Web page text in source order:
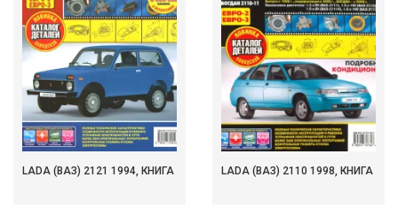
LADA (ВАЗ) 2121 1994, КНИГА LADA (ВАЗ) 2110 1998, КНИГА